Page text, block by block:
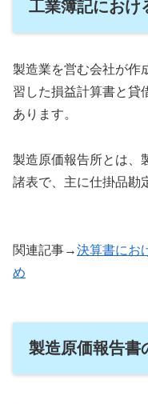
工業簿記におけ
製造業を営む会社が作
習した損益計算書と貸
あります。
製造原価報告所とは、
諸表で、主に仕掛品勘
関連記事→決算書にお
め
製造原価報告書